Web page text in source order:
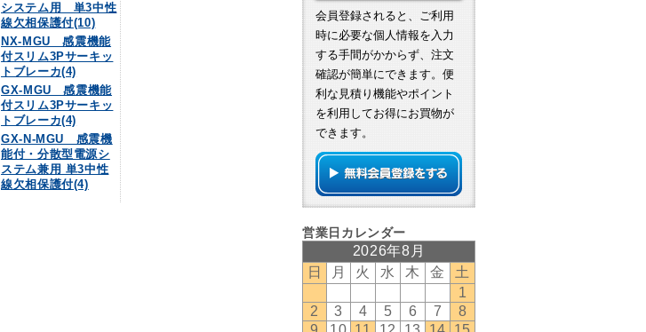
システム用 単3中性
線欠相保護付(10)
NX-MGU 感震機能
付スリム3Pサーキッ
トブレーカ(4)
GX-MGU 感震機能
付スリム3Pサーキッ
トブレーカ(4)
GX-N-MGU 感震機
能付・分散型電源シ
ステム兼用 単3中性
線欠相保護付(4)
会員登録されると、ご利用
時に必要な個人情報を入力
する手間がかからず、注文
確認が簡単にできます。便
利な見積り機能やポイント
を利用してお得にお買物が
できます。